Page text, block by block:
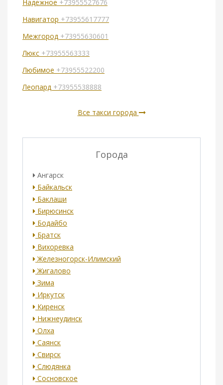
Надежное +73955527676
Навигатор +73955617777
Межгород +73955630601
Люкс +73955563333
Любимое +73955522200
Леопард +73955538888
Все такси города
Города
Ангарск
Байкальск
Баклаши
Бирюсинск
Бодайбо
Братск
Вихоревка
Железногорск-Илимский
Жигалово
Зима
Иркутск
Киренск
Нижнеудинск
Олха
Саянск
Свирск
Слюдянка
Сосновское